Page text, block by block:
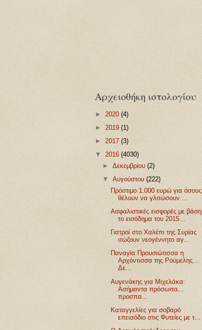
Αρχειοθήκη ιστολογίου
► 2020 (4)
► 2019 (1)
► 2017 (3)
▼ 2016 (4030)
►Δεκεμβρίου(2)
▼Αυγούστου(222)
Πρόστιμο 1.000 ευρώ για όσους
θέλουν να γλιτώσουν ...
Ασφαλιστικές εισφορές με βάση
το εισόδημα του 2015...
Γιατροί στο Χαλέπι της Συρίας
σώζουν νεογέννητο αγ...
Παναγία Προυσιώτισσα η
Αρχόντισσα της Ρούμελης…
Δε...
Αυγενάκης για Μιχελάκα:
Ασήμαντα πρόσωπα...
προσπα...
Καταγγελίες για σοβαρό
επεισόδιο στις Φυτείες με τ...